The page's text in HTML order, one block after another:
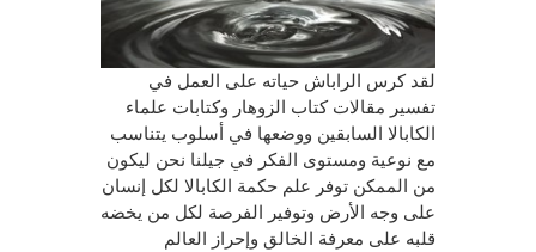
لقد كرس الراباش حياته على العمل في
تفسير مقالات كتاب الزوهار وكتابات علماء
الكابالا السابقين ووضعها في أسلوب يتناسب
مع نوعية ومستوى الفكر في جيلنا نحن ليكون
من الممكن توفر علم حكمة الكابالا لكل إنسان
على وجه الأرض وتوفير الفرصة لكل من يخضه
قلبه على معرفة الخالق وإحراز العالم